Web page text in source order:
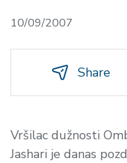
10/09/2007
Share
Vršilac dužnosti
Jashari je danas